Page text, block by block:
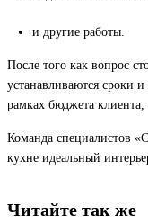
и другие работы.
После того как вопрос
устанавливаются сроки
рамках бюджета клиента,
Команда специалистов
кухне идеальный
Читайте так же